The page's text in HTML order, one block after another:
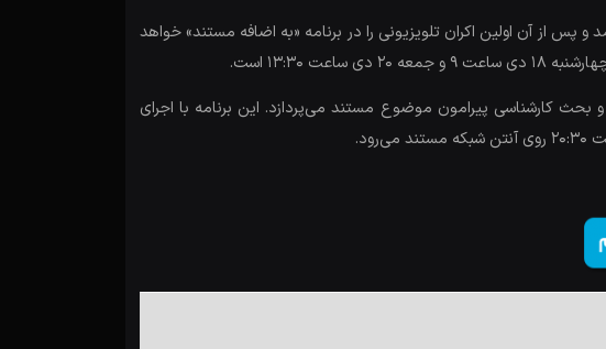
از آن اولین اکران تلویزیونی را در برنامه «به اضافه مستند» خواهد
کارشناسی پیرامون موضوع مستند می‌پردازد. این برنامه با اجرای